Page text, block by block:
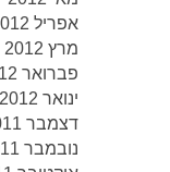
אפריל 2012
מרץ 2012
פברואר 2012
ינואר 2012
דצמבר 2011
נובמבר 2011